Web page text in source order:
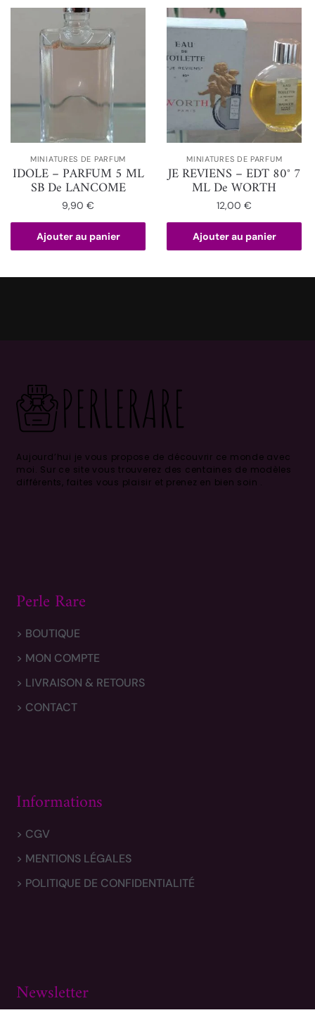
MINIATURES DE PARFUM
IDOLE – PARFUM 5 ML
SB De LANCOME
9,90€
Ajouter au panier
MINIATURES DE PARFUM
JE REVIENS – EDT 80° 7
ML De WORTH
12,00€
Ajouter au panier
Aujourd’hui je vous propose de découvrir ce monde avec
moi. Sur ce site vous trouverez des centaines de modèles
différents, faites vous plaisir et prenez en bien soin .
Perle Rare
> BOUTIQUE
> MON COMPTE
> LIVRAISON & RETOURS
> CONTACT
Informations
> CGV
> MENTIONS LÉGALES
> POLITIQUE DE CONFIDENTIALITÉ
Newsletter